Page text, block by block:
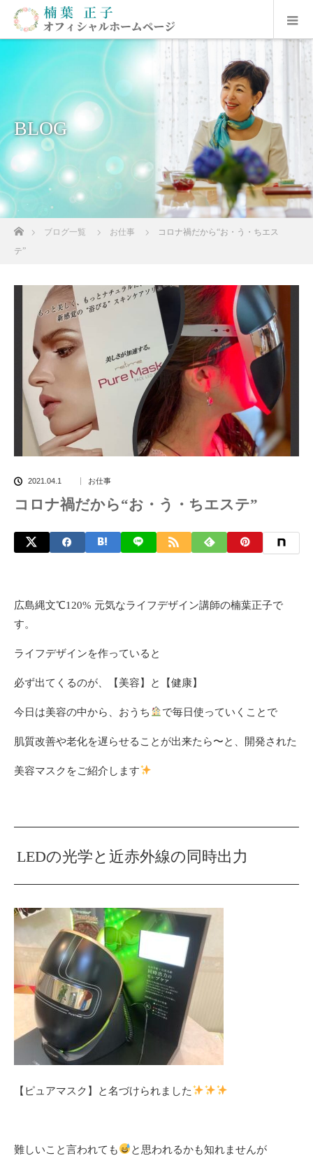
BLOG
ホームブログ一覧 お仕事
コロナ禍だから“お・う・ちエス
テ”
2021.04.1 お仕事
コロナ禍だから“お・う・ちエステ”
広島縄文℃120% 元気なライフデザイン講師の楠葉正子で
す。
ライフデザインを作っていると
必ず出てくるのが、【美容】と【健康】
今日は美容の中から、おうち で毎日使っていくことで
肌質改善や老化を遅らせることが出来たら〜と、開発された
美容マスクをご紹介します
LEDの光学と近赤外線の同時出力
【ピュアマスク】と名づけられました
難しいこと言われても と思われるかも知れませんが